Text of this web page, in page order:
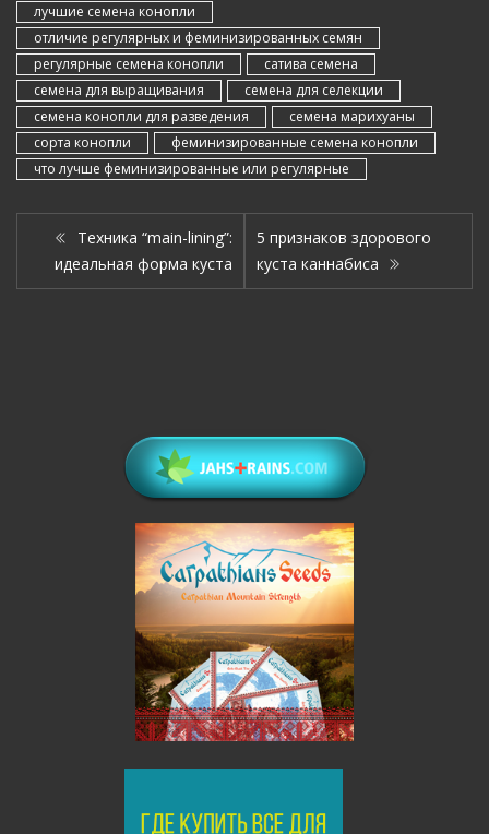
лучшие семена конопли
отличие регулярных и феминизированных семян
регулярные семена конопли
сатива семена
семена для выращивания
семена для селекции
семена конопли для разведения
семена марихуаны
сорта конопли
феминизированные семена конопли
что лучше феминизированные или регулярные
Техника “main-lining”:
идеальная форма куста
5 признаков здорового
куста каннабиса